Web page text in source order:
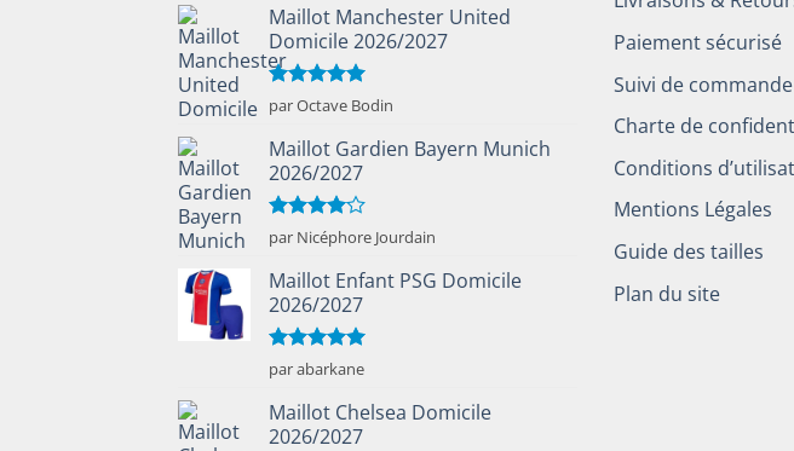
Maillot Manchester United
Domicile 2026/2027
Note5sur
5
par Octave Bodin
Maillot Gardien Bayern Munich
2026/2027
Note4
sur 5
par Nicéphore Jourdain
Maillot Enfant PSG Domicile
2026/2027
Note5sur
5
par abarkane
Maillot Chelsea Domicile
2026/2027
Paiement sécurisé
Suivi de commande
Charte de
Conditions
Mentions Légales
Guide des tailles
Plan du site